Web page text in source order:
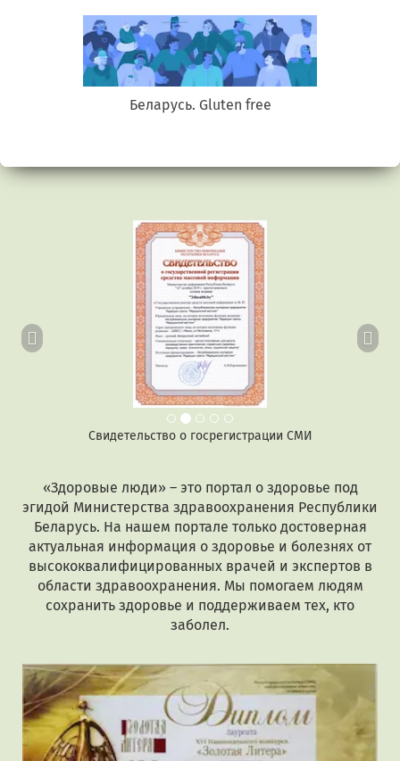
Беларусь. Gluten free
Свидетельство о госрегистрации СМИ
Предыдущий
«Здоровые люди» – это портал о здоровье под
эгидой Министерства здравоохранения Республики
Беларусь. На нашем портале только достоверная
актуальная информация о здоровье и болезнях от
высококвалифицированных врачей и экспертов в
области здравоохранения. Мы помогаем людям
сохранить здоровье и поддерживаем тех, кто
заболел.